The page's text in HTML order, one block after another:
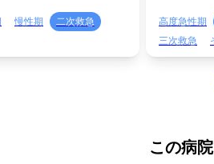
慢性期
二次救急
高度急性期
三次救急
この病